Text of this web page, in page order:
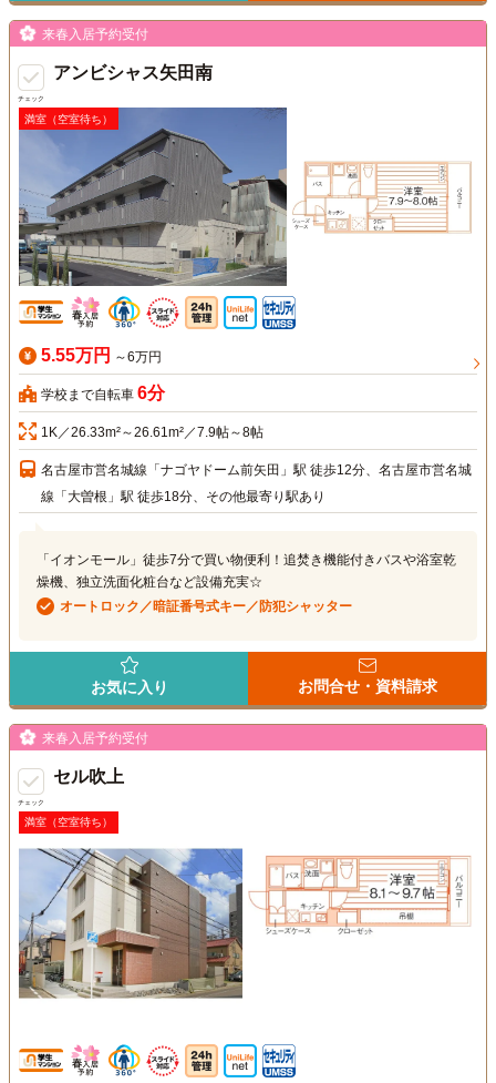
チェック
来春入居予約受付
アンビシャス矢田南
満室（空室待ち）
5.55万円 ～6万円
学校まで自転車 6分
1K／26.33m²～26.61m²／7.9帖～8帖
名古屋市営名城線「ナゴヤドーム前矢田」駅 徒歩12分、名古屋市営名城
線「大曽根」駅 徒歩18分、その他最寄り駅あり
「イオンモール」徒歩7分で買い物便利！追焚き機能付きバスや浴室乾
燥機、独立洗面化粧台など設備充実☆
オートロック／暗証番号式キー／防犯シャッター
お気に入り お問合せ・資料請求
チェック
来春入居予約受付
セル吹上
満室（空室待ち）